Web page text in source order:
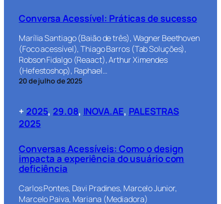
Conversa Acessível: Práticas de sucesso
Marília Santiago (Baião de três), Wagner Beethoven
(Foco acessível), Thiago Barros (Tab Soluções),
Robson Fidalgo (Reaact), Arthur Ximendes
(Hefestoshop), Raphael…
20 de julho de 2025
+ 2025, 29.08, INOVA.AE, PALESTRAS
2025
Conversas Acessíveis: Como o design
impacta a experiência do usuário com
deficiência
Carlos Pontes, Davi Pradines, Marcelo Junior,
Marcelo Paiva, Mariana (Mediadora)